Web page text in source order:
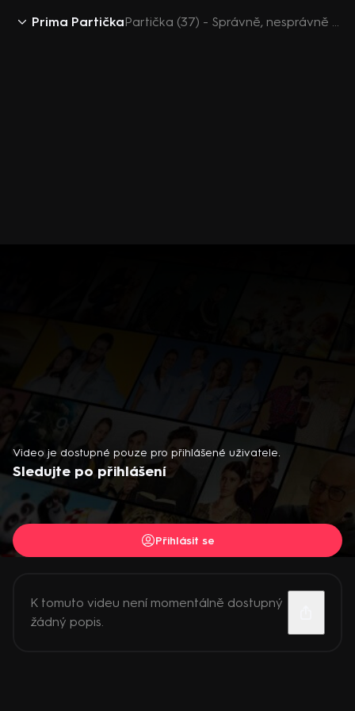
Prima Partička Partička (37) - Správně, nesprávně - UnCut
Video je dostupné pouze pro přihlášené uživatele.
Sledujte po přihlášení
Přihlásit se
K tomuto videu není momentálně dostupný
žádný popis.